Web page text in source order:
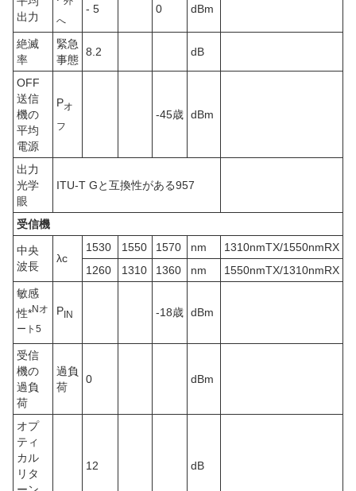
出力
へ
- 5 0 dBm
絶滅
率
緊急
事態
8.2 dB
OFF
送信
機の
平均
電源
Pオ
フ
-45歳 dBm
出力
光学
眼
ITU-T Gと互換性がある957
受信機
中央
波長
λc
1530 1550 1570 nm
1310nmTX/1550nmRX
1260
1310 1360 nm
1550nmTX/1310nmRX
敏感
性*Nオ
ート 5
PIN -18歳 dBm
受信
機の
過負
荷
過負
荷
0 dBm
オプ
ティ
カル
リタ
12 dB